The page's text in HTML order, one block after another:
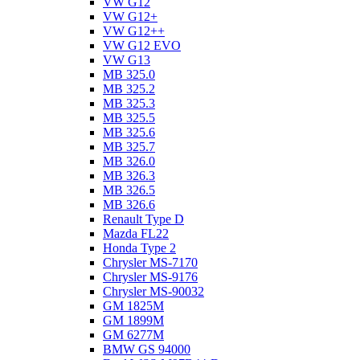
VW G12+
VW G12++
VW G12 EVO
VW G13
MB 325.0
MB 325.2
MB 325.3
MB 325.5
MB 325.6
MB 325.7
MB 326.0
MB 326.3
MB 326.5
MB 326.6
Renault Type D
Mazda FL22
Honda Type 2
Chrysler MS-7170
Chrysler MS-9176
Chrysler MS-90032
GM 1825M
GM 1899M
GM 6277M
BMW GS 94000